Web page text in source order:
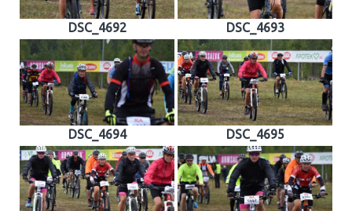
DSC_4692 DSC_4693
DSC_4694 DSC_4695